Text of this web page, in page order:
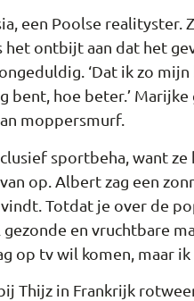
een Poolse realityster.
ontbijt aan dat het
‘Dat ik zo
bent, hoe beter.’
moppersmurf.
sportbeha, want
op. Albert zag een
Totdat je over de
en vruchtbare
op tv wil komen, maar ik
Thijz in Frankrijk